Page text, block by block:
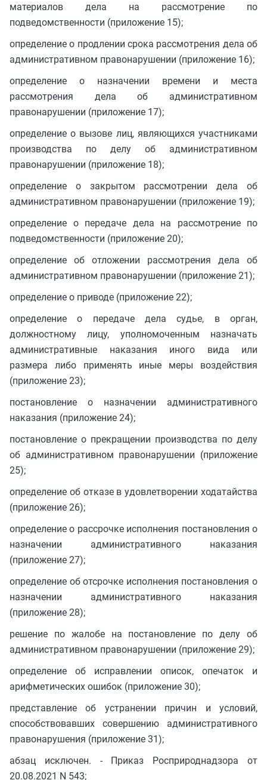
материалов дела на рассмотрение по
подведомственности (приложение 15);
определение о продлении срока рассмотрения дела об
административном правонарушении (приложение 16);
определение о назначении времени и места
рассмотрения дела об административном
правонарушении (приложение 17);
определение о вызове лиц, являющихся участниками
производства по делу об административном
правонарушении (приложение 18);
определение о закрытом рассмотрении дела об
административном правонарушении (приложение 19);
определение о передаче дела на рассмотрение по
подведомственности (приложение 20);
определение об отложении рассмотрения дела об
административном правонарушении (приложение 21);
определение о приводе (приложение 22);
определение о передаче дела судье, в орган,
должностному лицу, уполномоченным назначать
административные наказания иного вида или
размера либо применять иные меры воздействия
(приложение 23);
постановление о назначении административного
наказания (приложение 24);
постановление о прекращении производства по делу
об административном правонарушении (приложение
25);
определение об отказе в удовлетворении ходатайства
(приложение 26);
определение о рассрочке исполнения постановления о
назначении административного наказания
(приложение 27);
определение об отсрочке исполнения постановления о
назначении административного наказания
(приложение 28);
решение по жалобе на постановление по делу об
административном правонарушении (приложение 29);
определение об исправлении описок, опечаток и
арифметических ошибок (приложение 30);
представление об устранении причин и условий,
способствовавших совершению административного
правонарушения (приложение 31);
абзац исключен. - Приказ Росприроднадзора от
20.08.2021 N 543;